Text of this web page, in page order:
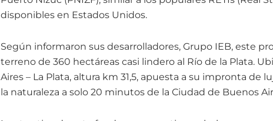
disponibles en Estados Unidos.
Según informaron sus desarrolladores, Grupo IEB, este
terreno de 360 hectáreas casi lindero al Río de la Plata.
Aires – La Plata, altura km 31,5, apuesta a su impronta de
la naturaleza a solo 20 minutos de la Ciudad de Buenos